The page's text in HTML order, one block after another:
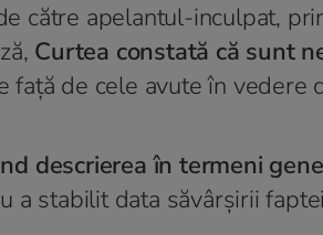
către apelantul-inculpat,
Curtea constată că sunt
de cele avute în vedere
descrierea în termeni
a stabilit data săvârşirii